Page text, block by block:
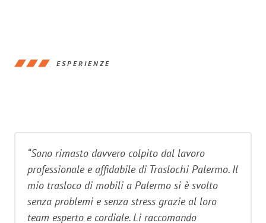
ESPERIENZE
“Sono rimasto davvero colpito dal lavoro
professionale e affidabile di Traslochi Palermo. Il
mio trasloco di mobili a Palermo si è svolto
senza problemi e senza stress grazie al loro
team esperto e cordiale. Li raccomando